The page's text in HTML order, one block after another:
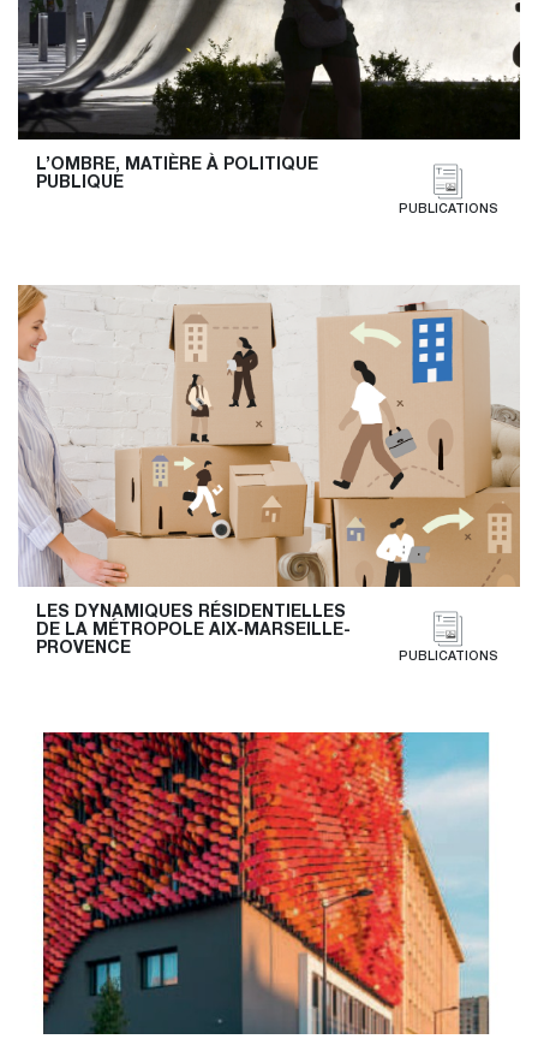
L’OMBRE, MATIÈRE À POLITIQUE
PUBLIQUE
PUBLICATIONS
LES DYNAMIQUES RÉSIDENTIELLES
DE LA MÉTROPOLE AIX-MARSEILLE-
PROVENCE
PUBLICATIONS